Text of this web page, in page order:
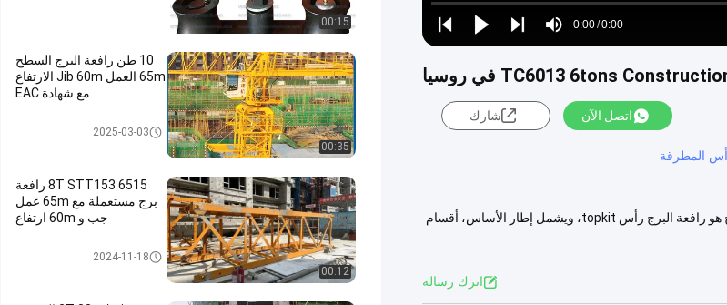
Play
Play
Play
Mute
Time
0:00/0:00
Loaded:
0%
اتصل الآن شارك
QTZ100 رافعة برج الصنبور TC6013 6 طن بناء رافعة المدينة تفاصيل سريعة هذا رافعة البرج هو رافعة البرج رأس topkit، ويشمل إطار الأساس، أقسام
اترك رسالة
00:15
00:35
10 طن رافعة البرج السطح
65m العمل Jib 60m الارتفاع
مع شهادة EAC
رافعة برج مسطحة2025-03-03
00:12
6515 8T STT153 رافعة
برج مستعملة مع 65m عمل
جب و 60m ارتفاع
مستعملة برج كرين2024-11-18